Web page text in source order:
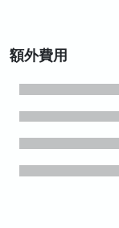
額外費用